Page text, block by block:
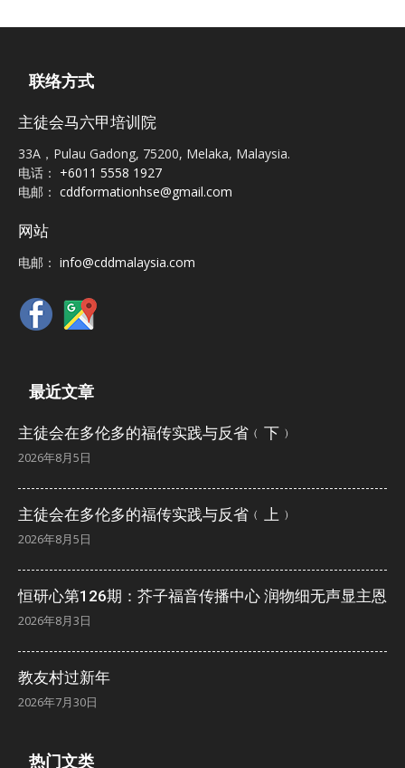
联络方式
主徒会马六甲培训院
33A，Pulau Gadong, 75200, Melaka, Malaysia.
电话： +6011 5558 1927
电邮： cddformationhse@gmail.com
网站
电邮： info@cddmalaysia.com
最近文章
主徒会在多伦多的福传实践与反省﹙下﹚
2026年8月5日
主徒会在多伦多的福传实践与反省﹙上﹚
2026年8月5日
恒研心第126期：芥子福音传播中心 润物细无声显主恩
2026年8月3日
教友村过新年
2026年7月30日
热门文类